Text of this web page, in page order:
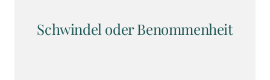
Schwindel oder Benommenheit